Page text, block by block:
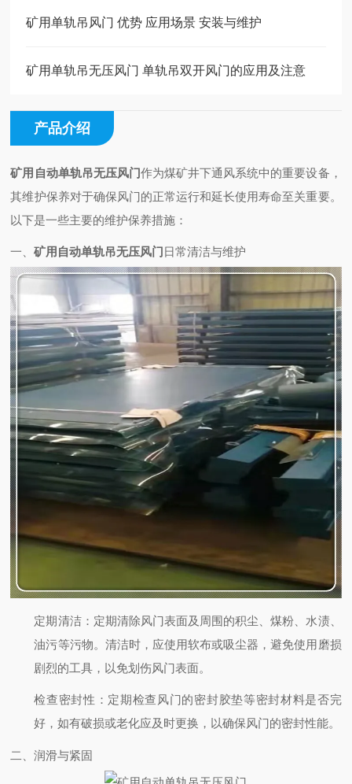
矿用单轨吊风门 优势 应用场景 安装与维护
矿用单轨吊无压风门 单轨吊双开风门的应用及注意
产品介绍
矿用自动单轨吊无压风门作为煤矿井下通风系统中的重要设备，
其维护保养对于确保风门的正常运行和延长使用寿命至关重要。
以下是一些主要的维护保养措施：
一、矿用自动单轨吊无压风门日常清洁与维护
定期清洁：定期清除风门表面及周围的积尘、煤粉、水渍、
油污等污物。清洁时，应使用软布或吸尘器，避免使用磨损
剧烈的工具，以免划伤风门表面。
检查密封性 ：定期检查风门的密封胶垫等密封材料是否完
好，如有破损或老化应及时更换，以确保风门的密封性能。
二、润滑与紧固